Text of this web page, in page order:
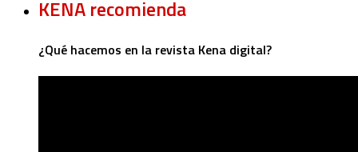
KENA recomienda
¿Qué hacemos en la revista Kena digital?